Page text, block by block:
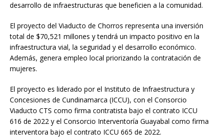
desarrollo de infraestructuras que beneficien a la comunidad.
El proyecto del Viaducto de Chorros representa una inversión
total de $70,521 millones y tendrá un impacto positivo en la
infraestructura vial, la seguridad y el desarrollo económico.
Además, genera empleo local priorizando la contratación de
mujeres.
El proyecto es liderado por el Instituto de Infraestructura y
Concesiones de Cundinamarca (ICCU), con el Consorcio
Viaducto CTS como firma contratista bajo el contrato ICCU
616 de 2022 y el Consorcio Interventoría Guayabal como firma
interventora bajo el contrato ICCU 665 de 2022.